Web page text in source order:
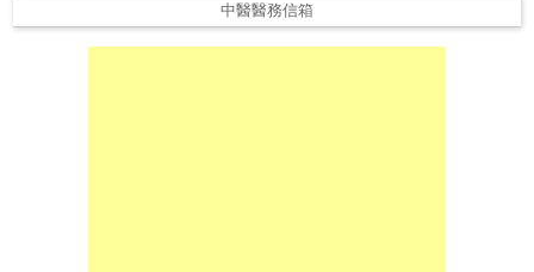
中醫醫務信箱